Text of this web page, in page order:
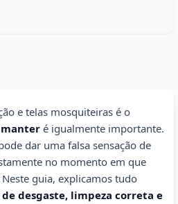
e telas mosquiteiras é o
manter é igualmente importante.
dar uma falsa sensação de
no momento em que
guia, explicamos tudo
desgaste, limpeza correta e